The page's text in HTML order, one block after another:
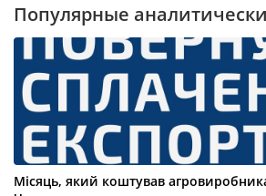
Популярные
Місяць, який коштував